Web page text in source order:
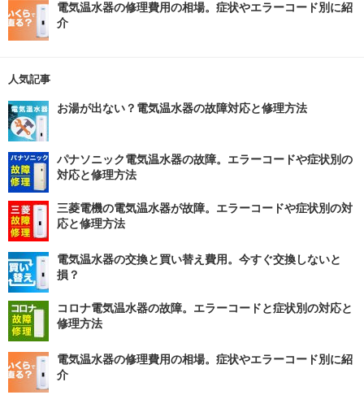
電気温水器の修理費用の相場。症状やエラーコード別に紹
介
人気記事
お湯が出ない？電気温水器の故障対応と修理方法
パナソニック電気温水器の故障。エラーコードや症状別の
対応と修理方法
三菱電機の電気温水器が故障。エラーコードや症状別の対
応と修理方法
電気温水器の交換と買い替え費用。今すぐ交換しないと
損？
コロナ電気温水器の故障。エラーコードと症状別の対応と
修理方法
電気温水器の修理費用の相場。症状やエラーコード別に紹
介